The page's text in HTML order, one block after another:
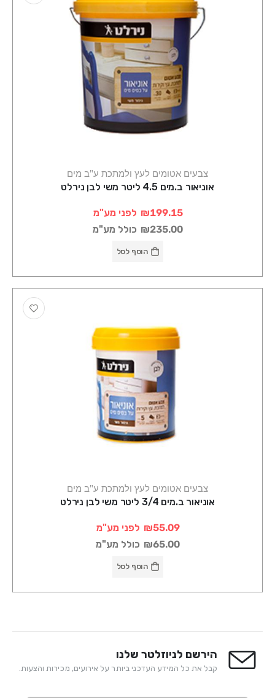
צבעים אטומים לעץ ולמתכת ע"ב מים
אוניאור ב.מים 4.5 ליטר משי לבן נירלט
₪199.15 לפני מע"מ
₪235.00 כולל מע"מ
הוסף לסל
צבעים אטומים לעץ ולמתכת ע"ב מים
אוניאור ב.מים 3/4 ליטר משי לבן נירלט
₪55.09 לפני מע"מ
₪65.00 כולל מע"מ
הוסף לסל
הירשם לניוזלטר שלנו
קבל את כל המידע העדכני ביותר על אירועים, מכירות והצעות.